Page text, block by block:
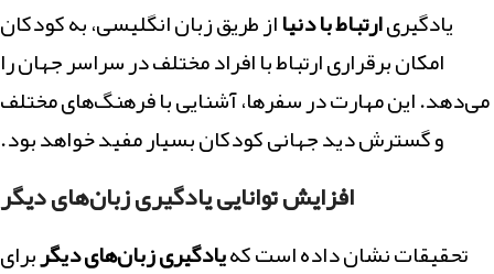
یادگیریارتباط با دنیااز طریق زبان انگلیسی، به کودکان
امکان برقراری ارتباط با افراد مختلف در سراسر جهان را
می‌دهد. این مهارت در سفرها، آشنایی با فرهنگ‌های مختلف
و گسترش دید جهانی کودکان بسیار مفید خواهد بود.
افزایش توانایی یادگیری زبان‌های دیگر
تحقیقات نشان داده است کهیادگیری زبان‌های دیگربرای